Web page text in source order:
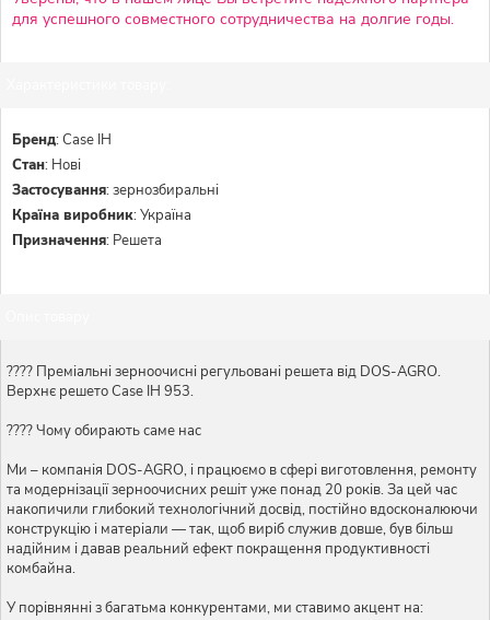
для успешного совместного сотрудничества на долгие годы.
Бренд:Case IH
Стан: Нові
Застосування:зернозбиральні
Країна виробник:Україна
Призначення: Решета
???? Преміальні зерноочисні регульовані решета від DOS-AGRO.
Верхнє решето Case IH 953.
???? Чому обирають саме нас
Ми – компанія DOS-AGRO, і працюємо в сфері виготовлення, ремонту
та модернізації зерноочисних решіт уже понад 20 років. За цей час
накопичили глибокий технологічний досвід, постійно вдосконалюючи
конструкцію і матеріали — так, щоб виріб служив довше, був більш
надійним і давав реальний ефект покращення продуктивності
комбайна.
У порівнянні з багатьма конкурентами, ми ставимо акцент на: